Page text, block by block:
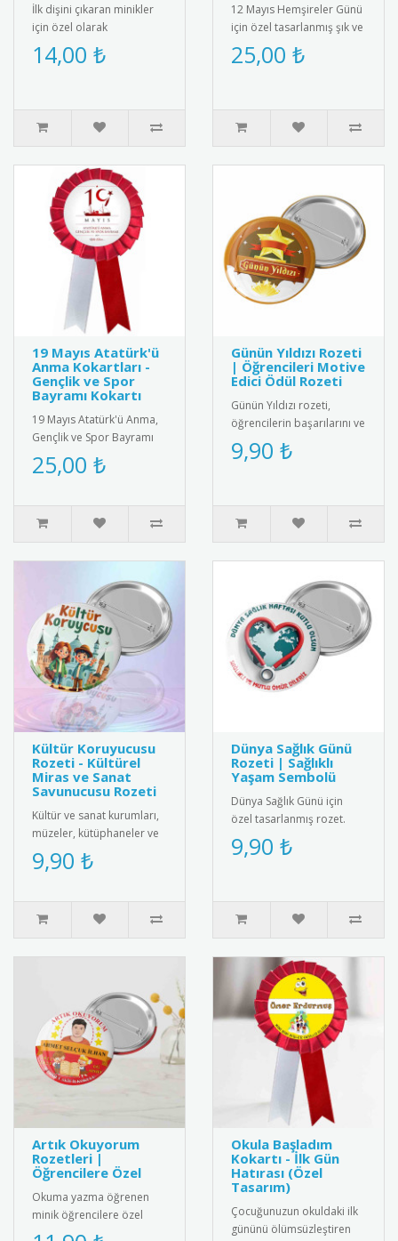
İlk dişini çıkaran minikler
için özel olarak
tasarlanmış bebek
magneti. Diş buğdayı
14,00 ₺
12 Mayıs Hemşireler Günü
için özel tasarlanmış şık ve
kaliteli kokart. Sağlık
çalışanlarını onurland..
25,00 ₺
19 Mayıs Atatürk'ü
Anma Kokartları -
Gençlik ve Spor
Bayramı Kokartı
19 Mayıs Atatürk'ü Anma,
Gençlik ve Spor Bayramı
için özel tasarım kokart
seti. Yüksek kaliteli meta..
25,00 ₺
Günün Yıldızı Rozeti
| Öğrencileri Motive
Edici Ödül Rozeti
Günün Yıldızı rozeti,
öğrencilerin başarılarını ve
olumlu davranışlarını
teşvik etmek amacıyla
9,90 ₺
Kültür Koruyucusu
Rozeti - Kültürel
Miras ve Sanat
Savunucusu Rozeti
Kültür ve sanat kurumları,
müzeler, kütüphaneler ve
kültürel miras gönüllüleri
için özel olarak tasa..
9,90 ₺
Dünya Sağlık Günü
Rozeti | Sağlıklı
Yaşam Sembolü
Dünya Sağlık Günü için
özel tasarlanmış rozet.
Sağlıklı yaşam bilincini
yaymak için ideal
9,90 ₺
Artık Okuyorum
Rozetleri |
Öğrencilere Özel
Okuma yazma öğrenen
minik öğrencilere özel
olarak tasarlanmış "Artık
Okula Başladım
Kokartı - İlk Gün
Hatırası (Özel
Tasarım)
Çocuğunuzun okuldaki ilk
gününü ölümsüzleştiren